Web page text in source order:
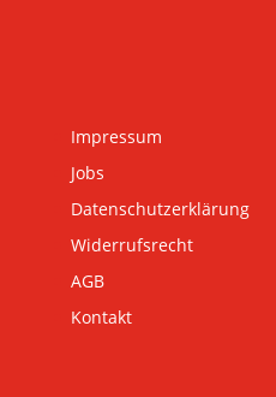
Impressum
Jobs
Datenschutzerklärung
Widerrufsrecht
AGB
Kontakt